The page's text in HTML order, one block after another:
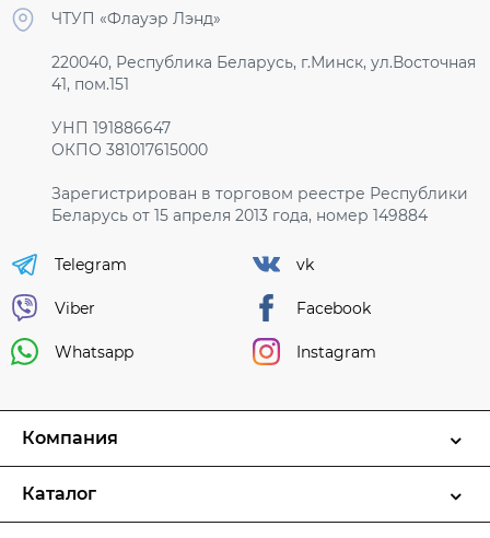
ЧТУП «Флауэр Лэнд»
220040, Республика Беларусь, г.Минск, ул.Восточная
41, пом.151
УНП 191886647
ОКПО 381017615000
Зарегистрирован в торговом реестре Республики
Беларусь от 15 апреля 2013 года, номер 149884
Telegram
Viber
Whatsapp
vk
Facebook
Instagram
Компания
Каталог